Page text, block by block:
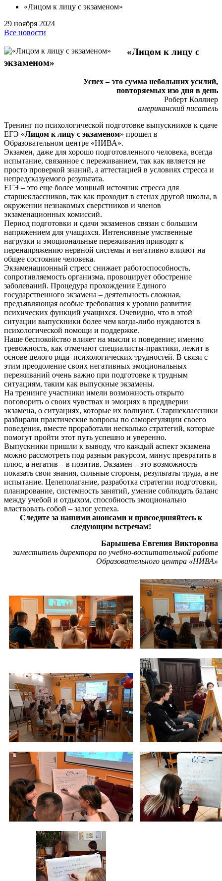
«Лицом к лицу с экзаменом»
29 ноября 2024
Все новости
«Лицом к лицу с
экзаменом»
Успех – это сумма небольших усилий,
повторяемых изо дня в день
Роберт Коллиер
американский писатель
Тренинг по психологической подготовке выпускников к сдаче
ЕГЭ «Лицом к лицу с экзаменом» прошел в
Образовательном центре «НИВА».
Экзамен, даже для хорошо подготовленного человека, всегда
испытание, связанное с переживанием, так как является не
просто проверкой знаний, а аттестацией в условиях стресса и
непредсказуемого результата.
ЕГЭ – это еще более мощный источник стресса для
старшеклассников, так как проходит в стенах другой школы, в
окружении незнакомых сверстников и членов
экзаменационных комиссий.
Период подготовки и сдачи экзаменов связан с большим
напряжением для учащихся. Интенсивные умственные
нагрузки и эмоциональные переживания приводят к
перенапряжению нервной системы и негативно влияют на
общее состояние человека.
Экзаменационный стресс снижает работоспособность,
сопротивляемость организма, провоцирует обострение
заболеваний. Процедура прохождения Единого
государственного экзамена – деятельность сложная,
предъявляющая особые требования к уровню развития
психических функций учащихся. Очевидно, что в этой
ситуации выпускники более чем когда-либо нуждаются в
психологической помощи и поддержке.
Наше беспокойство влияет на мысли и поведение; именно
тревожность, как отмечают специалисты-практики, лежит в
основе целого ряда психологических трудностей. В связи с
этим преодоление своих негативных эмоциональных
переживаний очень важно при подготовке к трудным
ситуациям, таким как выпускные экзамены.
На тренинге участники имели возможность открыто
поговорить о своих чувствах и эмоциях в преддверии
экзамена, о ситуациях, которые их волнуют. Старшеклассники
разбирали практические вопросы по саморегуляции своего
поведения, вместе проработали несколько стратегий, которые
помогут пройти этот путь успешно и уверенно.
Выпускники пришли к выводу, что каждый аспект экзамена
можно рассмотреть под разным ракурсом, минус превратить в
плюс, а негатив – в позитив. Экзамен – это возможность
показать свои знания, сильные стороны, результаты труда, а не
испытание. Целеполагание, разработка стратегии подготовки,
планирование, системность занятий, умение соблюдать баланс
между учебой и отдыхом, способность эмоционально
властвовать собой – залог успеха.
Следите за нашими анонсами и присоединяйтесь к
следующим встречам!
Барышева Евгения Викторовна
заместитель директора по учебно-воспитательной работе
Образовательного центра «НИВА»